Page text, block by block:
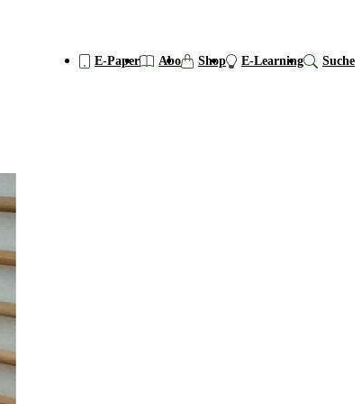
E-Paper Abo Shop E-Learning Suche